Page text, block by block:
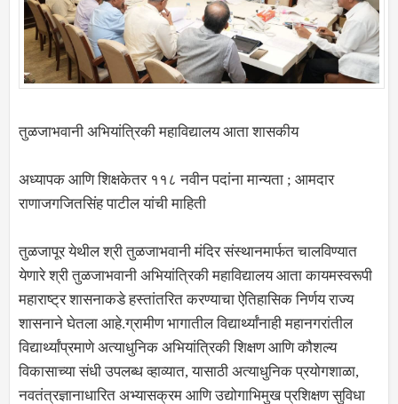
तुळजाभवानी अभियांत्रिकी महाविद्यालय आता शासकीय
अध्यापक आणि शिक्षकेतर ११८ नवीन पदांना मान्यता ; आमदार
राणाजगजितसिंह पाटील यांची माहिती
तुळजापूर येथील श्री तुळजाभवानी मंदिर संस्थानमार्फत चालविण्यात
येणारे श्री तुळजाभवानी अभियांत्रिकी महाविद्यालय आता कायमस्वरूपी
महाराष्ट्र शासनाकडे हस्तांतरित करण्याचा ऐतिहासिक निर्णय राज्य
शासनाने घेतला आहे.ग्रामीण भागातील विद्यार्थ्यांनाही महानगरांतील
विद्यार्थ्यांप्रमाणे अत्याधुनिक अभियांत्रिकी शिक्षण आणि कौशल्य
विकासाच्या संधी उपलब्ध व्हाव्यात, यासाठी अत्याधुनिक प्रयोगशाळा,
नवतंत्रज्ञानाधारित अभ्यासक्रम आणि उद्योगाभिमुख प्रशिक्षण सुविधा